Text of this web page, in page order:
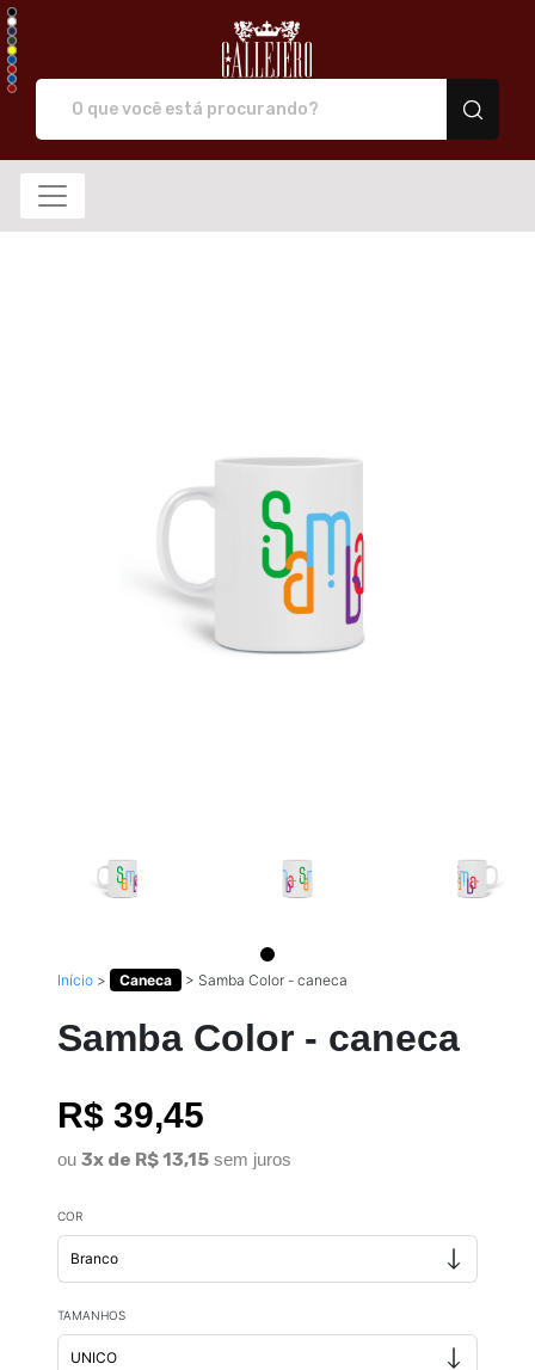
Início > Caneca > Samba Color - caneca
Samba Color - caneca
R$ 39,45
ou 3x de R$ 13,15 sem juros
COR
TAMANHOS